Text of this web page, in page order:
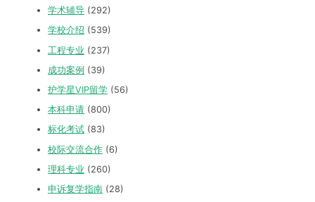
学术辅导 (292)
学校介绍 (539)
工程专业 (237)
成功案例 (39)
护学星VIP留学 (56)
本科申请 (800)
标化考试 (83)
校际交流合作 (6)
理科专业 (260)
申诉复学指南 (28)